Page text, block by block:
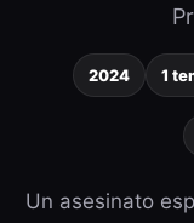
2024 1
Un asesinato